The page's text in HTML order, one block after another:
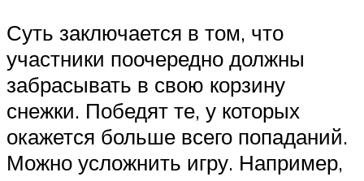
Суть заключается в том, что
участники поочередно должны
забрасывать в свою корзину
снежки. Победят те, у которых
окажется больше всего попаданий.
Можно усложнить игру. Например,